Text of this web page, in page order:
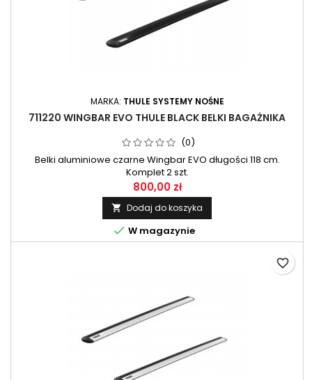
MARKA: THULE SYSTEMY NOŚNE
711220 WINGBAR EVO THULE BLACK BELKI BAGAŻNIKA
(0)
Belki aluminiowe czarne Wingbar EVO długości 118 cm.
Komplet 2 szt.
800,00 zł
 Dodaj do koszyka
 W magazynie
favorite_border